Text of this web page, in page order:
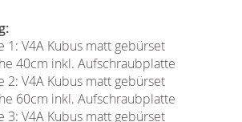
1: V4A Kubus matt gebürset
40cm inkl. Aufschraubplatte
2: V4A Kubus matt gebürset
60cm inkl. Aufschraubplatte
3: V4A Kubus matt gebürset